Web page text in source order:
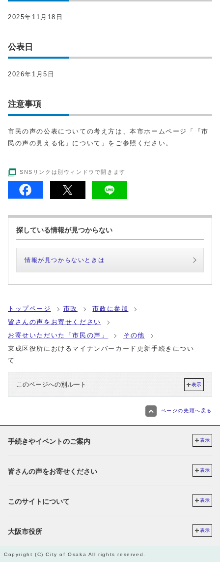
2025年11月18日
公表日
2026年1月5日
注意事項
市民の声の公表についての考え方は、本市ホームページ「『市
民の声の見える化』について」をご参照ください。
SNSリンクは別ウィンドウで開きます
探している情報が見つからない
情報が見つからないときは
トップページ 市政
市政に参加
皆さんの声をお寄せください
お寄せいただいた「市民の声」
その他
東成区役所におけるマイナンバーカード更新手続きについ
て
このページへの別ルート 表示
ページの先頭へ戻る
手続きやイベントのご案内 表示
皆さんの声をお寄せください 表示
このサイトについて 表示
大阪市役所 表示
Copyright (C) City of Osaka All rights reserved.